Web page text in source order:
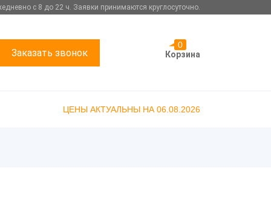
с 8 до 22 ч. Заявки принимаются круглосуточно.
Заказать звонок
0
Корзина
ЦЕНЫ АКТУАЛЬНЫ НА 06.08.2026